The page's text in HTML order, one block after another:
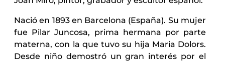
Nació en 1893 en Barcelona (España). Su mujer
fue Pilar Juncosa, prima hermana por parte
materna, con la que tuvo su hija Maria Dolors.
Desde niño demostró un gran interés por el